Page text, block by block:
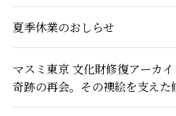
夏季休業のおしらせ
マスミ東京 文化財修復アーカ
奇跡の再会。その襖絵を支えた